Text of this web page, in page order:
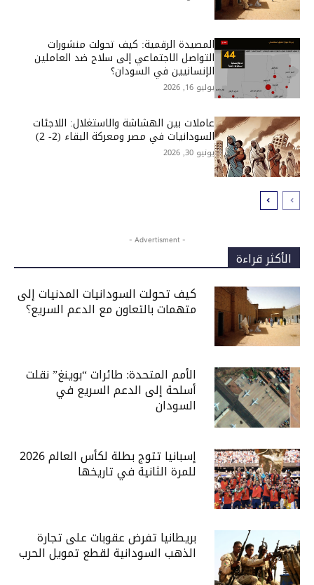
المصيدة الرقمية: كيف تحولت منشورات
التواصل الاجتماعي إلى سلاح ضد العاملين
الإنسانيين في السودان؟
يوليو 16, 2026
عاملات بين الهشاشة والاستغلال: اللاجئات
السودانيات في مصر ومعركة البقاء (2- 2)
يونيو 30, 2026
- Advertisment -
الأكثر قراءة
كيف تحولت السودانيات المدنيات إلى
متهمات بالتعاون مع الدعم السريع؟
الأمم المتحدة: طائرات “بوينغ” نقلت
أسلحة إلى الدعم السريع في
السودان
إسبانيا تتوج بطلة لكأس العالم 2026
للمرة الثانية في تاريخها
بريطانيا تفرض عقوبات على تجارة
الذهب السودانية لقطع تمويل الحرب